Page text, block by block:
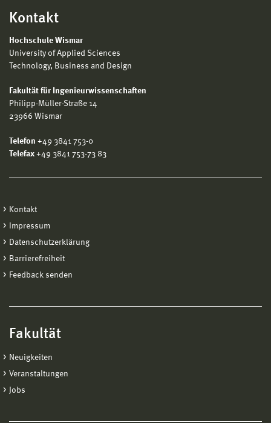
Kontakt
Hochschule Wismar
University of Applied Sciences
Technology, Business and Design
Fakultät für Ingenieurwissenschaften
Philipp-Müller-Straße 14
23966 Wismar
Telefon +49 3841 753-0
Telefax +49 3841 753-73 83
Kontakt
Impressum
Datenschutzerklärung
Barrierefreiheit
Feedback senden
Fakultät
Neuigkeiten
Veranstaltungen
Jobs